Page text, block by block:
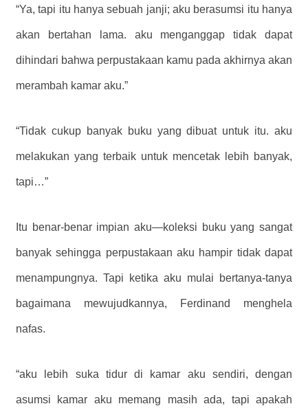
“Ya, tapi itu hanya sebuah janji; aku berasumsi itu hanya
akan bertahan lama. aku menganggap tidak dapat
dihindari bahwa perpustakaan kamu pada akhirnya akan
merambah kamar aku.”
“Tidak cukup banyak buku yang dibuat untuk itu. aku
melakukan yang terbaik untuk mencetak lebih banyak,
tapi…”
Itu benar-benar impian aku—koleksi buku yang sangat
banyak sehingga perpustakaan aku hampir tidak dapat
menampungnya. Tapi ketika aku mulai bertanya-tanya
bagaimana mewujudkannya, Ferdinand menghela
nafas.
“aku lebih suka tidur di kamar aku sendiri, dengan
asumsi kamar aku memang masih ada, tapi apakah